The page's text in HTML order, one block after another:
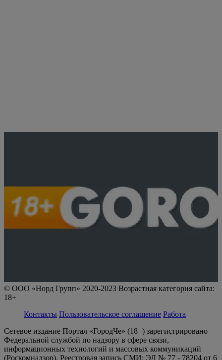
© ООО «Норд Групп» 2020-2023 Возрастная категория сайта:
18+
Контакты Пользовательское соглашение Работа
Сетевое издание Портал «ГородЧе» (18+) зарегистрировано
Федеральной службой по надзору в сфере связи,
информационных технологий и массовых коммуникаций
(Роскомнадзор). Реестровая запись СМИ: ЭЛ № 77 - 78204 от 6